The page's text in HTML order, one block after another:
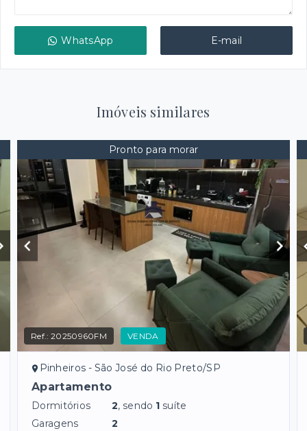
WhatsApp E-mail
Imóveis similares
Pronto para morar
Ref.:20250960FM VENDA
Pinheiros - São José do Rio Preto/SP
Apartamento
Dormitórios 2, sendo 1 suíte
Garagens
2